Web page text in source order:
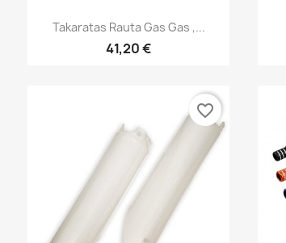
Pikakatselu
Takaratas Rauta Gas Gas ,...
41,20 €
favorite_border